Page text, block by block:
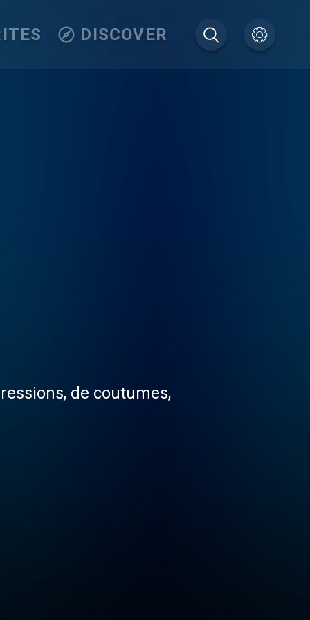
DISCOVER
de coutumes,